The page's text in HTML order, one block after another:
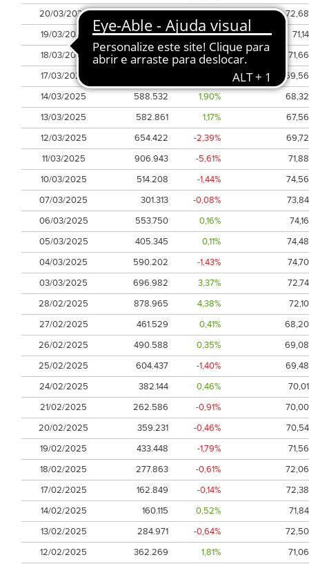
20/03/2025
629.927 2,20%
72,68
19/03/2025
261.127 1,88%
71,14
18/03/2025
803.422 1,02%
71,66
17/03/2025
69,56
14/03/2025
588.532 1,90%
68,32
13/03/2025
582.861 1,17%
67,56
12/03/2025
654.422 -2,39%
69,72
11/03/2025
906.943 -5,61%
71,88
10/03/2025
514.208 -1,44%
74,56
07/03/2025
301.313 -0,08%
73,84
06/03/2025
553.750 0,16%
74,16
05/03/2025
405.345 0,11%
74,48
04/03/2025
590.202 -1,43%
74,70
03/03/2025
696.982 3,37%
72,74
28/02/2025
878.965 4,38%
72,10
27/02/2025
461.529 0,41%
68,20
26/02/2025
490.588 0,35%
69,08
25/02/2025
604.437 -1,40%
69,48
24/02/2025
382.144 0,46%
70,01
21/02/2025
262.586 -0,91%
70,00
20/02/2025
359.231 -0,46%
70,54
19/02/2025
433.448 -1,79%
71,56
18/02/2025
277.863 -0,61%
72,06
17/02/2025
162.849 -0,14%
72,38
14/02/2025
160.115 0,52%
71,84
13/02/2025
284.971 -0,64%
72,50
12/02/2025
362.269 1,81%
71,06